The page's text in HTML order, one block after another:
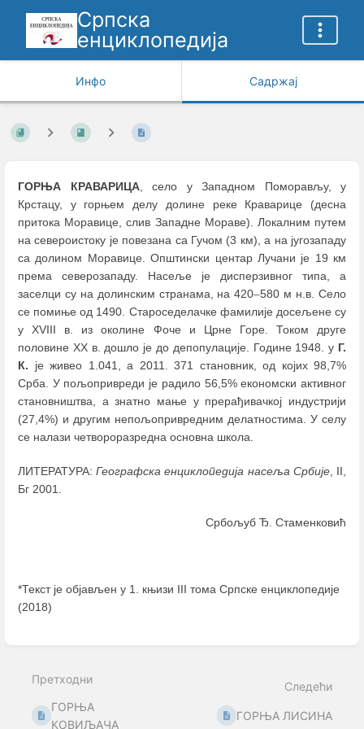
Српска
енциклопедија
Инфо Садржај
ГОРЊА КРАВАРИЦА, село у Западном Поморављу, у
Крстацу, у горњем делу долине реке Краварице (десна
притока Моравице, слив Западне Мораве). Локалним путем
на североистоку је повезана са Гучом (3 км), а на југозападу
са долином Моравице. Општински центар Лучани је 19 км
према северозападу. Насеље је дисперзивног типа, а
заселци су на долинским странама, на 420–580 м н.в. Село
се помиње од 1490. Староседелачке фамилије досељене су
у XVIII в. из околине Фоче и Црне Горе. Током друге
половине XX в. дошло је до депопулације. Године 1948. у Г.
К. је живео 1.041, а 2011. 371 становник, од којих 98,7%
Срба. У пољопривреди је радило 56,5% економски активног
становништва, а знатно мање у прерађивачкој индустрији
(27,4%) и другим непољопривредним делатностима. У селу
се налази четвороразредна основна школа.
ЛИТЕРАТУРА:Географска енциклопедија насеља Србије, II,
Бг 2001.
Србољуб Ђ. Стаменковић
*Текст је објављен у 1. књизи III тома Српске енциклопедије
(2018)
mode
Претходни
ГОРЊА
КОВИЉАЧА
Следећи
ГОРЊА ЛИСИНА